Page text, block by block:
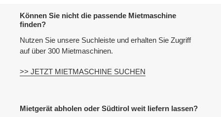
Können Sie nicht die passende Mietmaschine
finden?
Nutzen Sie unsere Suchleiste und erhalten Sie Zugriff
auf über 300 Mietmaschinen.
>> JETZT MIETMASCHINE SUCHEN
Mietgerät abholen oder Südtirol weit liefern lassen?